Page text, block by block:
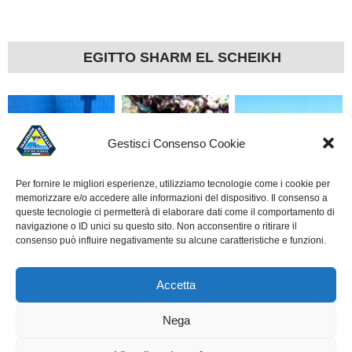
Gestisci Consenso Cookie
Per fornire le migliori esperienze, utilizziamo tecnologie come i cookie per
memorizzare e/o accedere alle informazioni del dispositivo. Il consenso a
queste tecnologie ci permetterà di elaborare dati come il comportamento di
navigazione o ID unici su questo sito. Non acconsentire o ritirare il
consenso può influire negativamente su alcune caratteristiche e funzioni.
Accetta
Nega
EGITTO SHARM EL SCHEIKH
LA SUBACQUEA È
SCUOLA
ROTOCALCO DI UN
ANNO
ALLIEVI CORSO OPEN
– IMMERSIONE A
BISCEGLIE